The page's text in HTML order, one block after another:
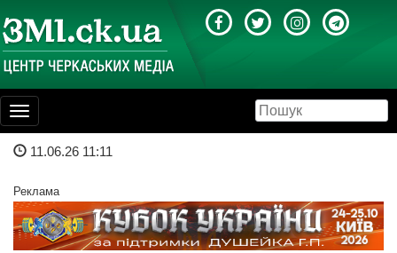
Toggle
navigation
11.06.26 11:11
Реклама